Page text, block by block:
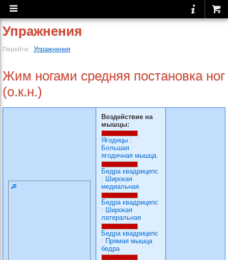
Упражнения
Перейти: Упражнения
Жим ногами средняя постановка ног
(о.к.н.)
Воздействие на
мышцы:
Ягодицы :
Большая
ягодичная мышца.
Бедра квадрицепс
: Широкая
медиальная
Бедра квадрицепс
: Широкая
латеральная
Бедра квадрицепс
: Прямая мышца
бедра